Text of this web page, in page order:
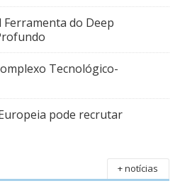
Ferramenta do Deep
Tecnológico-
pode recrutar
+ notícias